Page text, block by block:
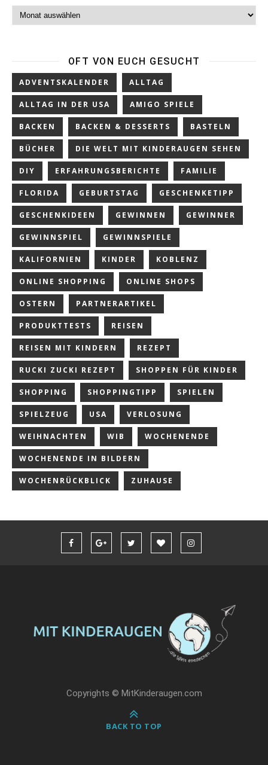
Archiv
OFT VON EUCH GESUCHT
ADVENTSKALENDER ALLTAG
ALLTAG IN DER USA AMIGO SPIELE
BACKEN BACKEN & DESSERTS BASTELN
BÜCHER DIE WELT MIT KINDERAUGEN SEHEN
DIY ERFAHRUNGSBERICHTE FAMILIE
FLORIDA GEBURTSTAG GESCHENKETIPP
GESCHENKIDEEN GEWINNEN GEWINNER
GEWINNSPIEL GEWINNSPIELE
KALIFORNIEN KINDER KOBLENZ
ONLINE SHOPPING ONLINE SHOPS
OSTERN PARTNERARTIKEL
PRODUKTTESTS REISEN
REISEN MIT KINDERN REZEPT
RUCKI ZUCKI REZEPT SHOPPEN FÜR KINDER
SHOPPING SHOPPINGTIPP SPIELEN
SPIELZEUG USA VERLOSUNG
WEIHNACHTEN WIB WOCHENENDE
WOCHENENDE IN BILDERN
WOCHENRÜCKBLICK ZUHAUSE
Copyrights © MitKinderaugen.com
BACK TO TOP